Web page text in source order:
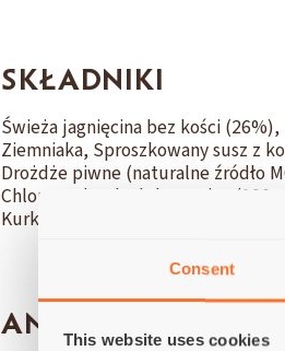
Consent
This website uses cookies
SKŁADNIKI
Świeża jagnięcina bez kości
Ziemniaka, Sproszkowany susz z
Drożdże piwne (naturalne źródło
Chlorowodorek glukozaminy (100
Kurkuma.
ANALIZA